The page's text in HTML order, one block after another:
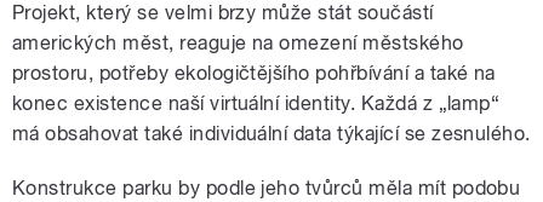
Projekt, který se velmi brzy může stát součástí
amerických měst, reaguje na omezení městského
prostoru, potřeby ekologičtějšího pohřbívání a také na
konec existence naší virtuální identity. Každá z „lamp“
má obsahovat také individuální data týkající se zesnulého.
Konstrukce parku by podle jeho tvůrců měla mít podobu